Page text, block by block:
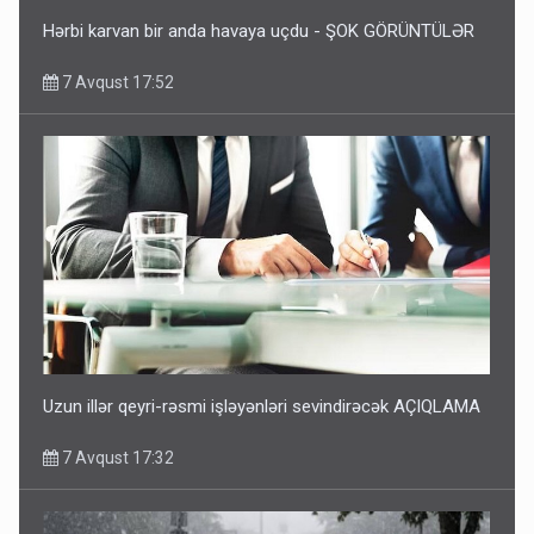
Hərbi karvan bir anda havaya uçdu - ŞOK GÖRÜNTÜLƏR
7 Avqust 17:52
Uzun illər qeyri-rəsmi işləyənləri sevindirəcək AÇIQLAMA
7 Avqust 17:32